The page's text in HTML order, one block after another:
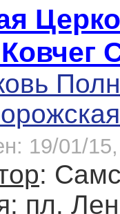
19/01/
:
: пл.